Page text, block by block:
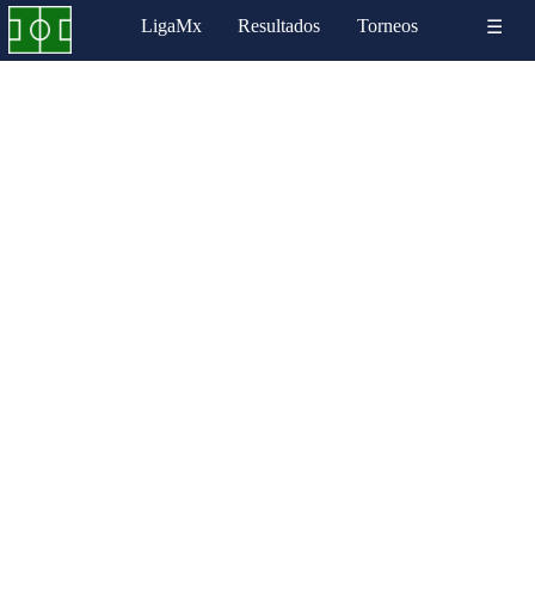
LigaMx Resultados Torneos ☰